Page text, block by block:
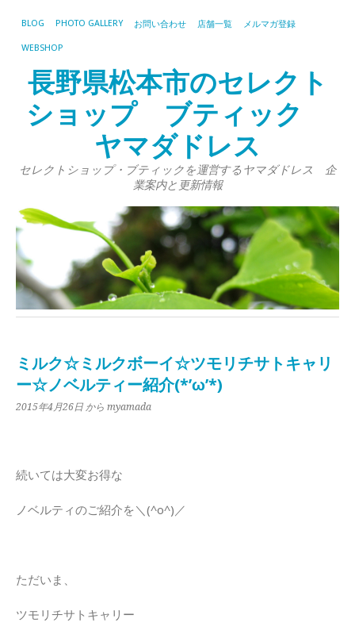
BLOG PHOTO GALLERY お問い合わせ 店舗一覧 メルマガ登録
WEBSHOP
長野県松本市のセレクト
ショップ ブティック
ヤマダドレス
セレクトショップ・ブティックを運営するヤマダドレス 企
業案内と更新情報
ミルク☆ミルクボーイ☆ツモリチサトキャリ
ー☆ノベルティー紹介(*’ω’*)
2015年4月26日 から myamada
続いては大変お得な
ノベルティのご紹介を＼(^o^)／
ただいま、
ツモリチサトキャリー